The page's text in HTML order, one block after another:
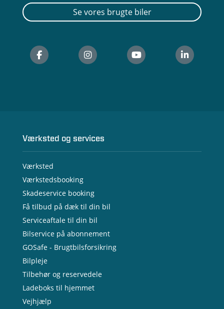
Se vores brugte biler
Værksted og services
Værksted
Værkstedsbooking
Skadeservice booking
Få tilbud på dæk til din bil
Serviceaftale til din bil
Bilservice på abonnement
GOSafe - Brugtbilsforsikring
Bilpleje
Tilbehør og reservedele
Ladeboks til hjemmet
Vejhjælp